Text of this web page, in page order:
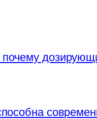
почему